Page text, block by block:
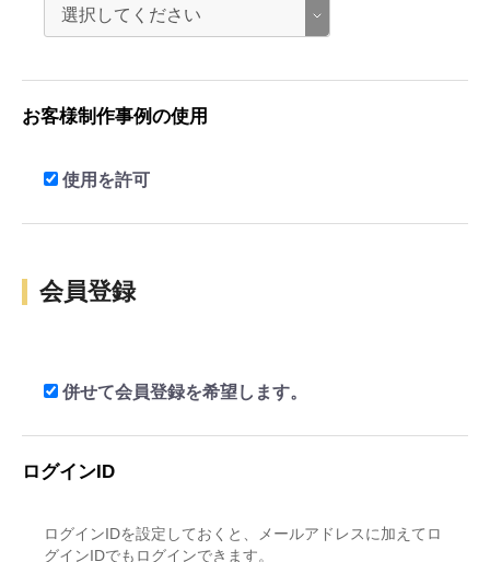
お客様制作事例の使用
使用を許可
会員登録
併せて会員登録を希望します。
ログインID
ログインIDを設定しておくと、メールアドレスに加えてロ
グインIDでもログインできます。